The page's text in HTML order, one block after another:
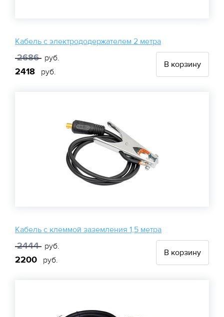
Кабель с электрододержателем 2 метра
2686 руб.
2418 руб.
В корзину
Кабель с клеммой заземления 1,5 метра
2444 руб.
2200 руб.
В корзину